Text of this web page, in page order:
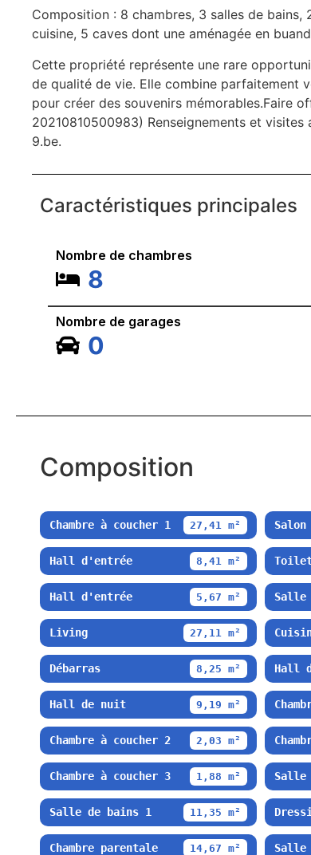
Composition : 8 chambres, 3 salles de bains,
cuisine, 5 caves dont une aménagée en
Cette propriété représente une rare
de qualité de vie. Elle combine parfaitement
pour créer des souvenirs mémorables.Faire
20210810500983) Renseignements et
9.be.
Caractéristiques principales
Nombre de chambres
8
Nombre de garages
0
Composition
Chambre à coucher 1 27,41 m² Salon
Hall d'entrée 8,41 m²
Hall d'entrée 5,67 m² Salle
Living 27,11 m²
Débarras 8,25 m² Hall
Hall de nuit 9,19 m²
Chambre à coucher 2 2,03 m²
Chambre à coucher 3 1,88 m² Salle
Salle de bains 1 11,35 m²
Chambre parentale 14,67 m² Salle